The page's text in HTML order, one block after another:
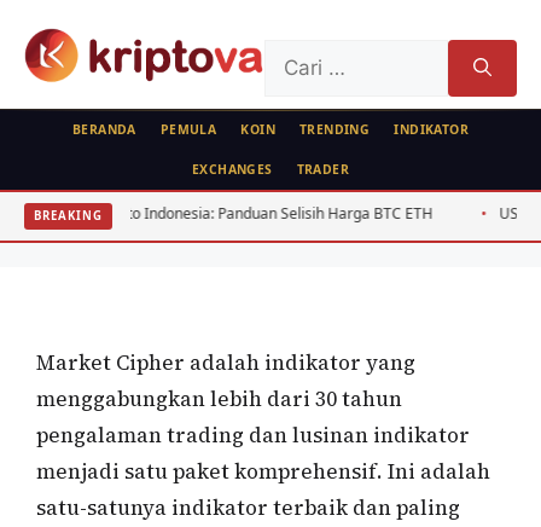
untuk:
BERANDA PEMULA KOIN TRENDING INDIKATOR
EXCHANGES TRADER
BREAKING
Crypto Indonesia: Panduan Selisih Harga BTC ETH USD/IDR Agustus
KRIPTO ISTILAH
Market Cipher
Market Cipher adalah indikator yang
menggabungkan lebih dari 30 tahun
pengalaman trading dan lusinan indikator
menjadi satu paket komprehensif. Ini adalah
satu-satunya indikator terbaik dan paling